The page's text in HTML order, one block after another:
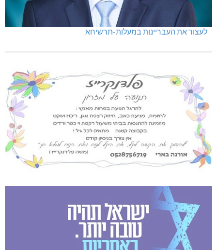
לעצור את העבריינות במעלות-תרשיחא